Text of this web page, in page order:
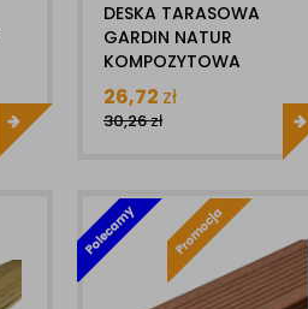
DESKA TARASOWA
GARDIN NATUR
KOMPOZYTOWA
23X146MM X 1MB
STRUKTURA DREWNA
26,72 zł
30,26zł